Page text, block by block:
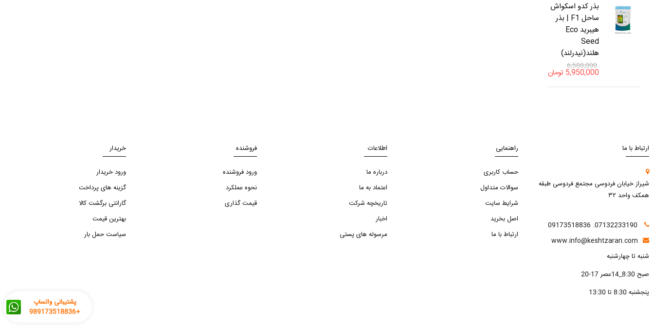
پشتیبانی واتساپ
+989173518836
بذر کدو اسکواش
ساحل F1 | بذر
هیبرید Eco
Seed
هلند(نیدرلند)
6,500,000
5,950,000 تومان
ارتباط با ما
شیراز خیابان فردوسی مجتمع فردوسی طبقه
همکف واحد ۳۲
www.info@keshtzaran.com
شنبه تا چهارشنبه
صبح 8:30_14عصر 17-20
پنجشنبه 8:30 تا 13:30
راهنمایی
حساب کاربری
سوالات متداول
شرایط سایت
اصل بخرید
ارتباط با ما
اطلاعات
درباره ما
اعتماد به ما
تاریخچه شرکت
اخبار
مرسوله های پستی
فروشنده
ورود فروشنده
نحوه عملکرد
قیمت گذاری
خریدار
ورود خریدار
گزینه های پرداخت
گارانتی برگشت کالا
بهترین قیمت
سیاست حمل بار